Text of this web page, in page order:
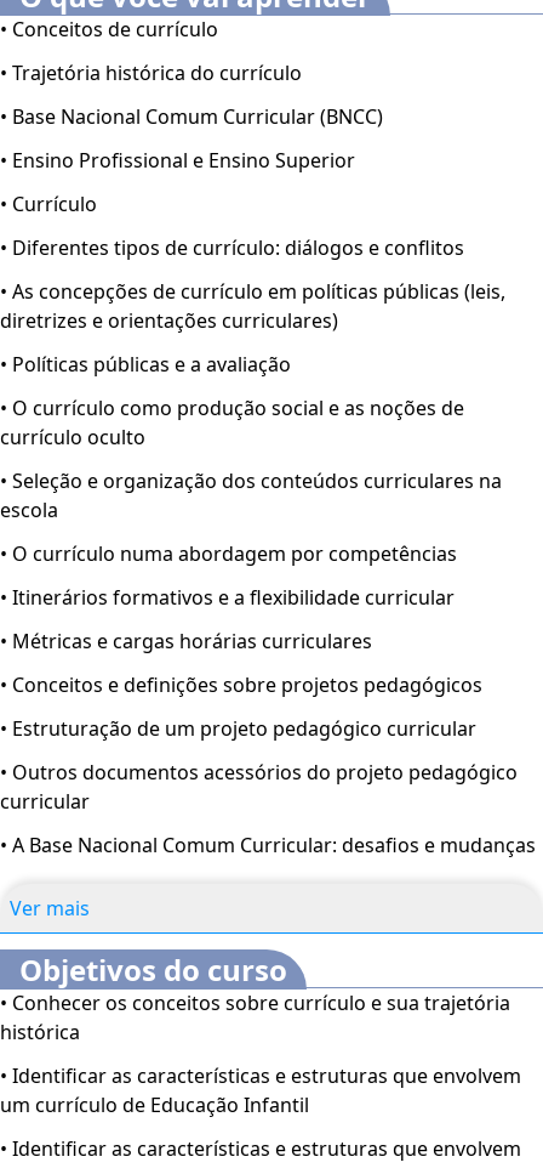
• Conceitos de currículo
• Trajetória histórica do currículo
• Base Nacional Comum Curricular (BNCC)
• Ensino Profissional e Ensino Superior
• Currículo
• Diferentes tipos de currículo: diálogos e conflitos
• As concepções de currículo em políticas públicas (leis,
diretrizes e orientações curriculares)
• Políticas públicas e a avaliação
• O currículo como produção social e as noções de
currículo oculto
• Seleção e organização dos conteúdos curriculares na
escola
• O currículo numa abordagem por competências
• Itinerários formativos e a flexibilidade curricular
• Métricas e cargas horárias curriculares
• Conceitos e definições sobre projetos pedagógicos
• Estruturação de um projeto pedagógico curricular
• Outros documentos acessórios do projeto pedagógico
curricular
• A Base Nacional Comum Curricular: desafios e mudanças
Ver mais
Objetivos do curso
• Conhecer os conceitos sobre currículo e sua trajetória
histórica
• Identificar as características e estruturas que envolvem
um currículo de Educação Infantil
• Identificar as características e estruturas que envolvem